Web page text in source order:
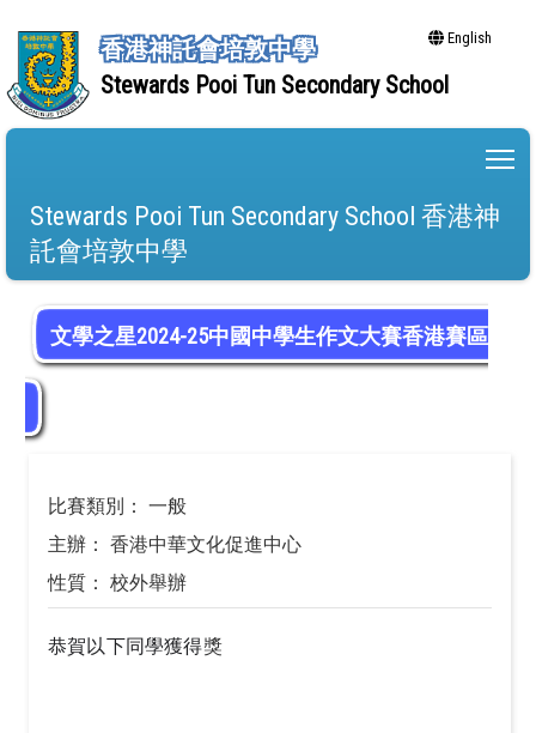
香港神託會培敦中學
Stewards Pooi Tun Secondary School
English
Stewards Pooi Tun Secondary School 香港神
託會培敦中學
文學之星2024-25中國中學生作文大賽香港賽區
比賽類別： 一般
主辦： 香港中華文化促進中心
性質： 校外舉辦
恭賀以下同學獲得獎